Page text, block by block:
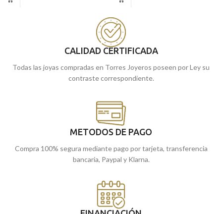
centro, y dos radiantes y pequeñas
Puedes encontrarlo en nuestras
encargarlo online y te lo enviamos a
centro, y dos radiantes y pequeñas
Con este anillo no pasarás
desapercibida.
Puedes encontrarlo en nuestras
encargarlo online y te lo enviamos a
casa.
CALIDAD CERTIFICADA
Todas las joyas compradas en Torres Joyeros poseen por Ley su
contraste correspondiente.
METODOS DE PAGO
Compra 100% segura mediante pago por tarjeta, transferencia
bancaria, Paypal y Klarna.